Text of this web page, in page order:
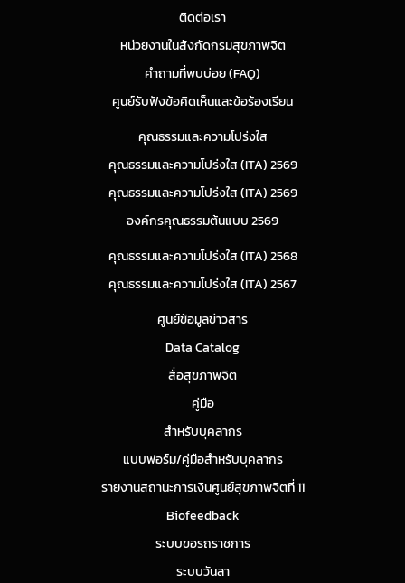
ติดต่อเรา
หน่วยงานในสังกัดกรมสุขภาพจิต
คำถามที่พบบ่อย (FAQ)
ศูนย์รับฟังข้อคิดเห็นและข้อร้องเรียน
คุณธรรมและความโปร่งใส
คุณธรรมและความโปร่งใส (ITA) 2569
คุณธรรมและความโปร่งใส (ITA) 2569
องค์กรคุณธรรมต้นแบบ 2569
คุณธรรมและความโปร่งใส (ITA) 2568
คุณธรรมและความโปร่งใส (ITA) 2567
ศูนย์ข้อมูลข่าวสาร
Data Catalog
สื่อสุขภาพจิต
คู่มือ
สำหรับบุคลากร
แบบฟอร์ม/คู่มือสำหรับบุคลากร
รายงานสถานะการเงินศูนย์สุขภาพจิตที่ 11
Biofeedback
ระบบขอรถราชการ
ระบบวันลา